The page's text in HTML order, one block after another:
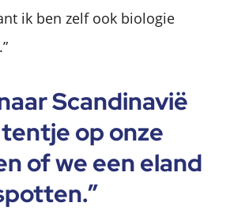
ik ben zelf ook biologie
Scan­di­na­vië
op onze
of we een eland